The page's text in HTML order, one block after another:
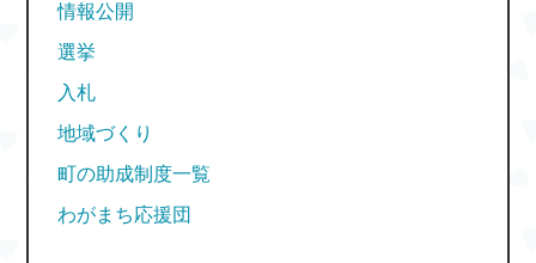
情報公開
選挙
入札
地域づくり
町の助成制度一覧
わがまち応援団